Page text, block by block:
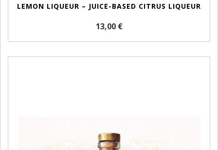
LEMON LIQUEUR – JUICE-BASED CITRUS LIQUEUR
13,00 €